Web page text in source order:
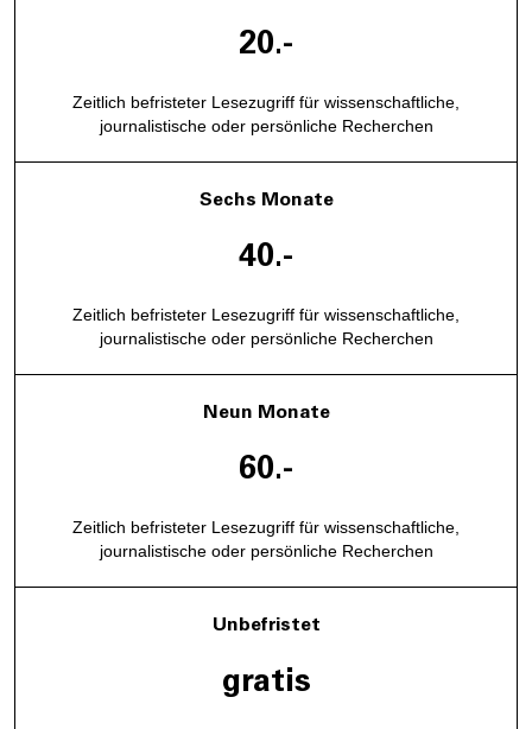
20.-
Zeitlich befristeter Lesezugriff für wissenschaftliche,
journalistische oder persönliche Recherchen
Sechs Monate
40.-
Zeitlich befristeter Lesezugriff für wissenschaftliche,
journalistische oder persönliche Recherchen
Neun Monate
60.-
Zeitlich befristeter Lesezugriff für wissenschaftliche,
journalistische oder persönliche Recherchen
Unbefristet
gratis